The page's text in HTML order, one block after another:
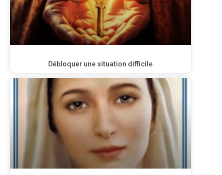
Débloquer une situation difficile